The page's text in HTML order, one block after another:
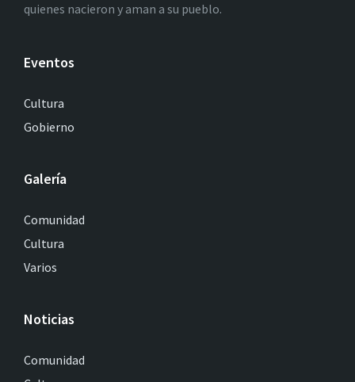
quienes nacieron y aman a su pueblo.
Eventos
Cultura
Gobierno
Galería
Comunidad
Cultura
Varios
Noticias
Comunidad